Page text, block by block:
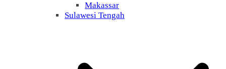
Makassar
Sulawesi Tengah